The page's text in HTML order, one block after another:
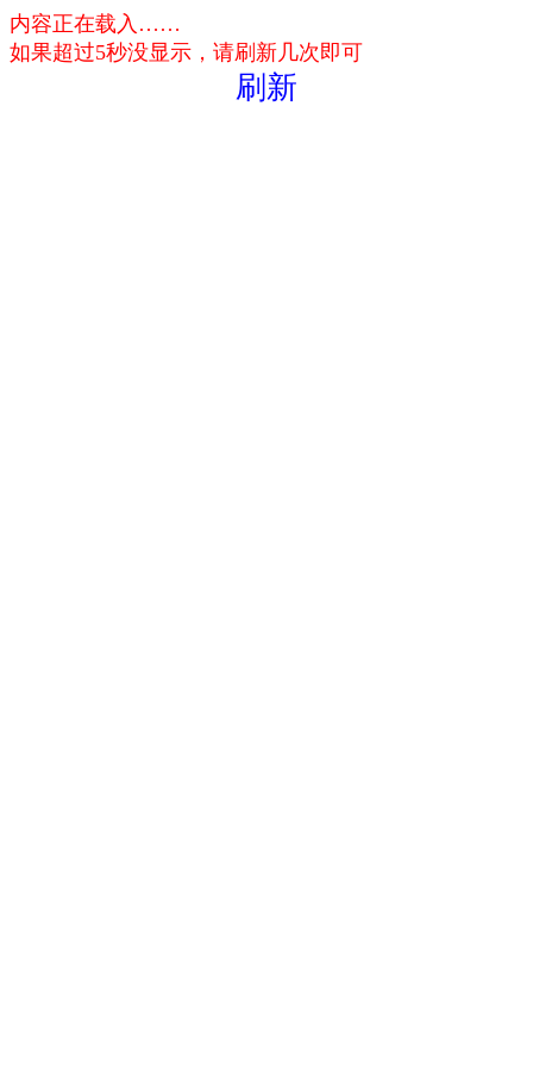
内容正在载入……
如果超过5秒没显示，请刷新几次即可
刷新